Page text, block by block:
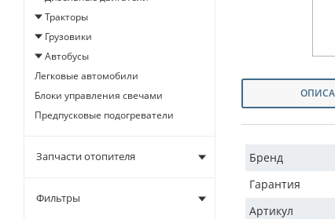
Бренд
Гарантия
Артикул
Тракторы
Грузовики
Автобусы
Легковые автомобили
Блоки управления свечами
Предпусковые подогреватели
Запчасти отопителя
Фильтры